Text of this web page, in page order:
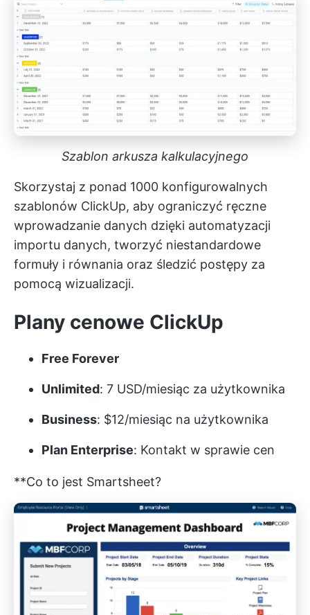
Szablon arkusza kalkulacyjnego
Skorzystaj z ponad 1000 konfigurowalnych
szablonów ClickUp, aby ograniczyć ręczne
wprowadzanie danych dzięki automatyzacji
importu danych, tworzyć niestandardowe
formuły i równania oraz śledzić postępy za
pomocą wizualizacji.
Plany cenowe ClickUp
Free Forever
Unlimited: 7 USD/miesiąc za użytkownika
Business: $12/miesiąc na użytkownika
Plan Enterprise: Kontakt w sprawie cen
**Co to jest Smartsheet?